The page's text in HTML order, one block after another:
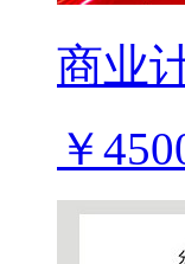
商业
￥